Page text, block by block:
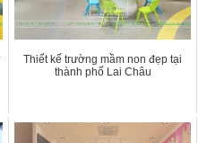
Thiết kế trường mầm non đẹp tại
thành phố Lai Châu